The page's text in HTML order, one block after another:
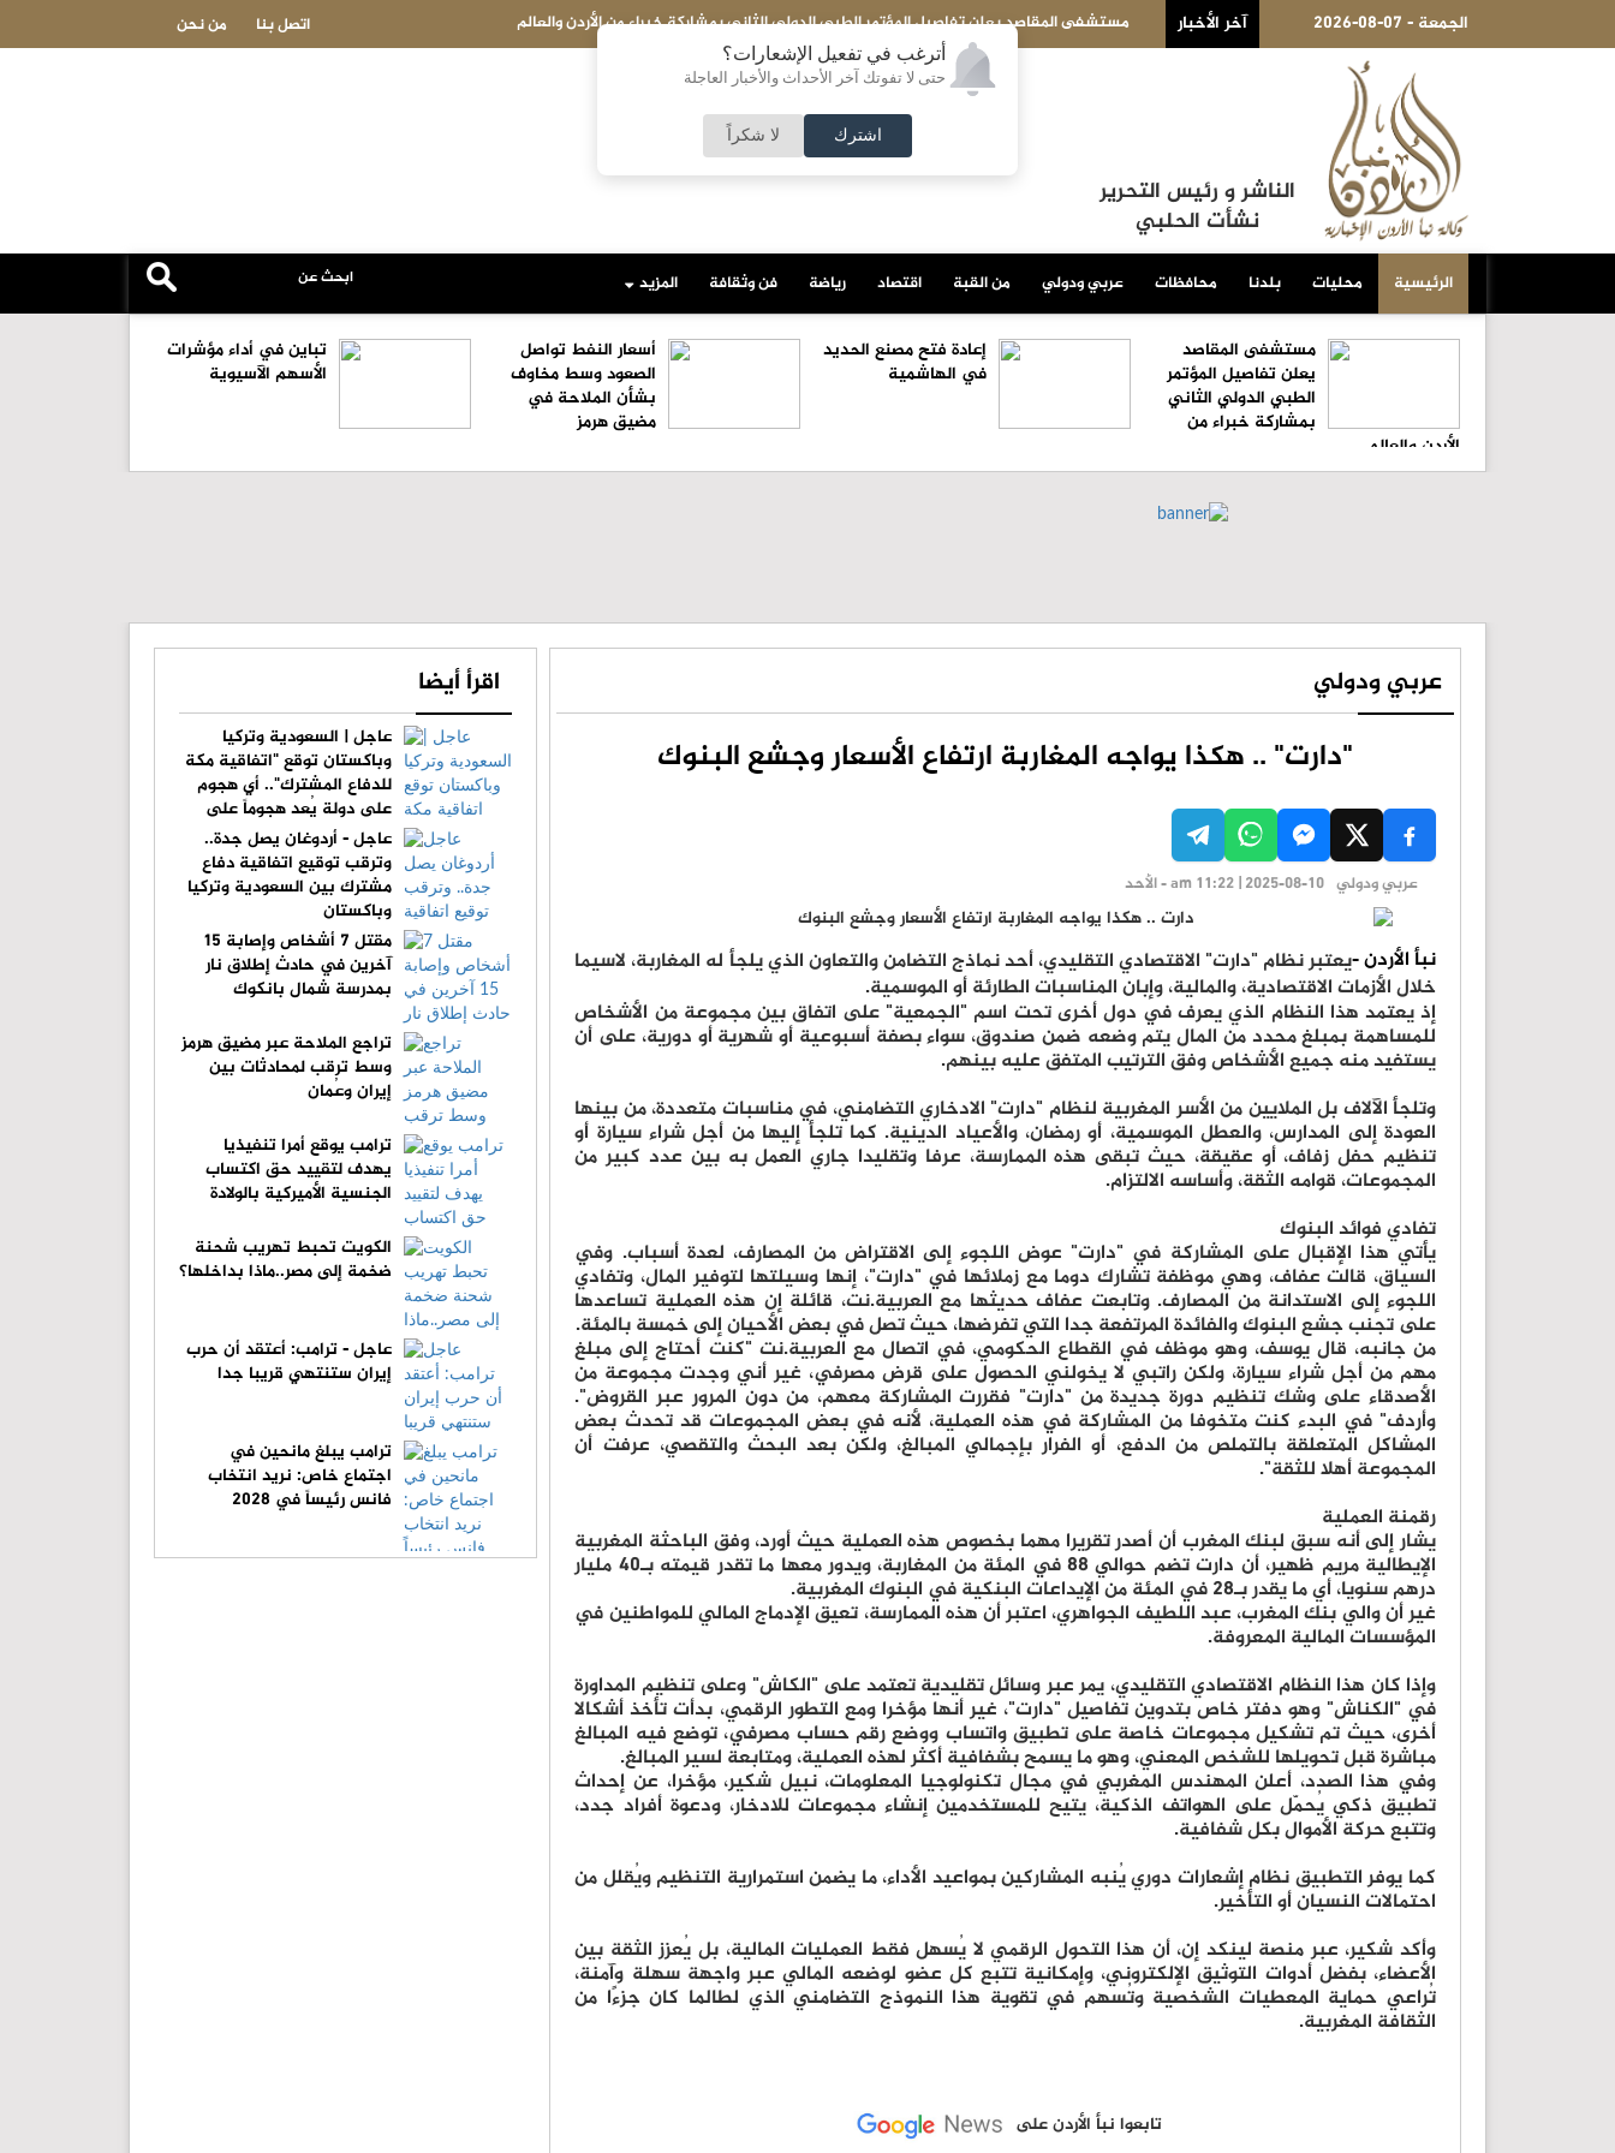
أترغب في تفعيل الإشعارات؟
حتى لا تفوتك آخر الأحداث والأخبار العاجلة
اشترك لا شكراً
2026-08-07 - الجمعة آخر الأخبار
مستشفى المقاصد يعلن تفاصيل المؤتمر الطبي الدولي الثاني بمشاركة خبراء من الأردن والعالم إعادة فتح مصنع الحديد في الهاشمية من نحن اتصل بنا
الناشر و رئيس التحرير
نشأت الحلبي
الرئيسية محليات بلدنا محافظات عربي ودولي من القبة اقتصاد رياضة فن وثقافة المزيد
مستشفى المقاصد
يعلن تفاصيل المؤتمر
الطبي الدولي الثاني
بمشاركة خبراء من
الأردن والعالم
إعادة فتح مصنع الحديد
في الهاشمية
أسعار النفط تواصل
الصعود وسط مخاوف
بشأن الملاحة في
مضيق هرمز
تباين في أداء مؤشرات
الأسهم الآسيوية
عربي ودولي
"دارت" .. هكذا يواجه المغاربة ارتفاع الأسعار وجشع البنوك
عربي ودولي am 11:22 | 2025-08-10 - الأحد
نبأ الأردن -يعتبر نظام "دارت" الاقتصادي التقليدي، أحد نماذج التضامن والتعاون الذي يلجأ له المغاربة، لاسيما
خلال الأزمات الاقتصادية، والمالية، وإبان المناسبات الطارئة أو الموسمية.
إذ يعتمد هذا النظام الذي يعرف في دول أخرى تحت اسم "الجمعية" على اتفاق بين مجموعة من الأشخاص
للمساهمة بمبلغ محدد من المال يتم وضعه ضمن صندوق، سواء بصفة أسبوعية أو شهرية أو دورية، على أن
يستفيد منه جميع الأشخاص وفق الترتيب المتفق عليه بينهم.
وتلجأ الآلاف بل الملايين من الأسر المغربية لنظام "دارت" الادخاري التضامني، في مناسبات متعددة، من بينها
العودة إلى المدارس، والعطل الموسمية، أو رمضان، والأعياد الدينية. كما تلجأ إليها من أجل شراء سيارة أو
تنظيم حفل زفاف، أو عقيقة، حيث تبقى هذه الممارسة، عرفا وتقليدا جاري العمل به بين عدد كبير من
المجموعات، قوامه الثقة، وأساسه الالتزام.
تفادي فوائد البنوك
يأتي هذا الإقبال على المشاركة في "دارت" عوض اللجوء إلى الاقتراض من المصارف، لعدة أسباب. وفي
السياق، قالت عفاف، وهي موظفة تشارك دوما مع زملائها في "دارت"، إنها وسيلتها لتوفير المال، وتفادي
اللجوء إلى الاستدانة من المصارف. وتابعت عفاف حديثها مع العربية.نت، قائلة إن هذه العملية تساعدها
على تجنب جشع البنوك والفائدة المرتفعة جدا التي تفرضها، حيث تصل في بعض الأحيان إلى خمسة بالمئة.
من جانبه، قال يوسف، وهو موظف في القطاع الحكومي، في اتصال مع العربية.نت "كنت أحتاج إلى مبلغ
مهم من أجل شراء سيارة، ولكن راتبي لا يخولني الحصول على قرض مصرفي، غير أني وجدت مجموعة من
الأصدقاء على وشك تنظيم دورة جديدة من "دارت" فقررت المشاركة معهم، من دون المرور عبر القروض".
وأردف" في البدء كنت متخوفا من المشاركة في هذه العملية، لأنه في بعض المجموعات قد تحدث بعض
المشاكل المتعلقة بالتملص من الدفع، أو الفرار بإجمالي المبالغ، ولكن بعد البحث والتقصي، عرفت أن
المجموعة أهلا للثقة".
رقمنة العملية
يشار إلى أنه سبق لبنك المغرب أن أصدر تقريرا مهما بخصوص هذه العملية حيث أورد، وفق الباحثة المغربية
الإيطالية مريم ظهير، أن دارت تضم حوالي 88 في المئة من المغاربة، ويدور معها ما تقدر قيمته بـ40 مليار
درهم سنويا، أي ما يقدر بـ28 في المئة من الإيداعات البنكية في البنوك المغربية.
غير أن والي بنك المغرب، عبد اللطيف الجواهري، اعتبر أن هذه الممارسة، تعيق الإدماج المالي للمواطنين في
المؤسسات المالية المعروفة.
وإذا كان هذا النظام الاقتصادي التقليدي، يمر عبر وسائل تقليدية تعتمد على "الكاش" وعلى تنظيم المداورة
في "الكناش" وهو دفتر خاص بتدوين تفاصيل "دارت"، غير أنها مؤخرا ومع التطور الرقمي، بدأت تأخذ أشكالا
أخرى، حيث تم تشكيل مجموعات خاصة على تطبيق واتساب ووضع رقم حساب مصرفي، توضع فيه المبالغ
مباشرة قبل تحويلها للشخص المعني، وهو ما يسمح بشفافية أكثر لهذه العملية، ومتابعة لسير المبالغ.
وفي هذا الصدد، أعلن المهندس المغربي في مجال تكنولوجيا المعلومات، نبيل شكير، مؤخرا، عن إحداث
تطبيق ذكي يُحمّل على الهواتف الذكية، يتيح للمستخدمين إنشاء مجموعات للادخار، ودعوة أفراد جدد،
وتتبع حركة الأموال بكل شفافية.
كما يوفر التطبيق نظام إشعارات دوري يُنبه المشاركين بمواعيد الأداء، ما يضمن استمرارية التنظيم ويُقلل من
احتمالات النسيان أو التأخير.
وأكد شكير، عبر منصة لينكد إن، أن هذا التحول الرقمي لا يُسهل فقط العمليات المالية، بل يُعزز الثقة بين
الأعضاء، بفضل أدوات التوثيق الإلكتروني، وإمكانية تتبع كل عضو لوضعه المالي عبر واجهة سهلة وآمنة،
تُراعي حماية المعطيات الشخصية وتُسهم في تقوية هذا النموذج التضامني الذي لطالما كان جزءًا من
الثقافة المغربية.
تابعوا نبأ الأردن على
اقرأ أيضا
عاجل | السعودية وتركيا
وباكستان توقع "اتفاقية مكة
للدفاع المشترك".. أي هجوم
على دولة يُعد هجوماً على
عاجل - أردوغان يصل جدة..
وترقب توقيع اتفاقية دفاع
مشترك بين السعودية وتركيا
وباكستان
مقتل 7 أشخاص وإصابة 15
آخرين في حادث إطلاق نار
بمدرسة شمال بانكوك
تراجع الملاحة عبر مضيق هرمز
وسط ترقب لمحادثات بين
إيران وعُمان
ترامب يوقع أمرا تنفيذيا
يهدف لتقييد حق اكتساب
الجنسية الأميركية بالولادة
الكويت تحبط تهريب شحنة
ضخمة إلى مصر..ماذا بداخلها؟
عاجل - ترامب: أعتقد أن حرب
إيران ستنتهي قريبا جدا
ترامب يبلغ مانحين في
اجتماع خاص: نريد انتخاب
فانس رئيساً في 2028